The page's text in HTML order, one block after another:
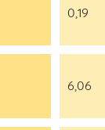
0,19
6,06